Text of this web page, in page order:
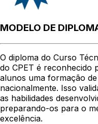
MODELO DE
O diploma do Curso
do CPET é reconhecido
alunos uma formação
nacionalmente. Isso
as habilidades
preparando-os para o
excelência.